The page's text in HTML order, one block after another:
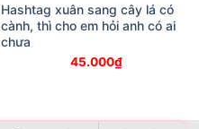
Hashtag xuân sang cây lá có
cành, thì cho em hỏi anh có ai
chưa
45.000₫